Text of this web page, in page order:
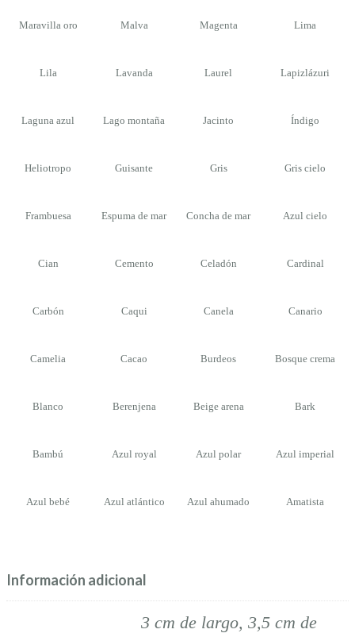
Maravilla oro Malva Magenta Lima
Lila Lavanda Laurel Lapizlázuri
Laguna azul Lago montaña Jacinto Índigo
Heliotropo Guisante Gris Gris cielo
Frambuesa Espuma de mar Concha de mar Azul cielo
Cian Cemento Celadón Cardinal
Carbón Caqui Canela Canario
Camelia Cacao Burdeos Bosque crema
Blanco Berenjena Beige arena Bark
Bambú Azul royal Azul polar Azul imperial
Azul bebé Azul atlántico Azul ahumado Amatista
Información adicional
3 cm de largo, 3,5 cm de